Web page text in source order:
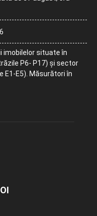
imobilelor situate în
P6- P17) și sector
E1-E5). Măsurători în